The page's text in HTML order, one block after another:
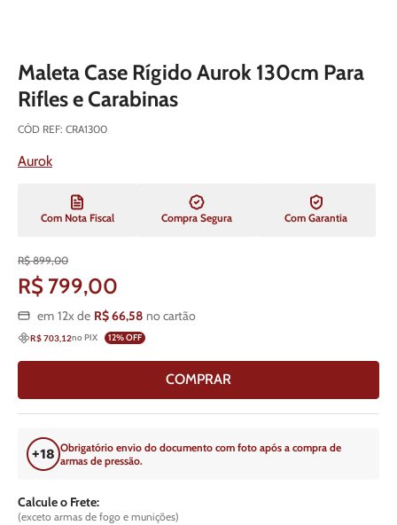
Maleta Case Rígido Aurok 130cm Para
Rifles e Carabinas
CÓD REF: CRA1300
Aurok
Com Nota Fiscal Compra Segura Com Garantia
R$ 899,00
R$ 799,00
em 12x de R$66,58 no cartão
R$ 703,12no PIX 12% OFF
COMPRAR
Obrigatório envio do documento com foto após a compra de
armas de pressão.
Calcule o Frete:
(exceto armas de fogo e munições)